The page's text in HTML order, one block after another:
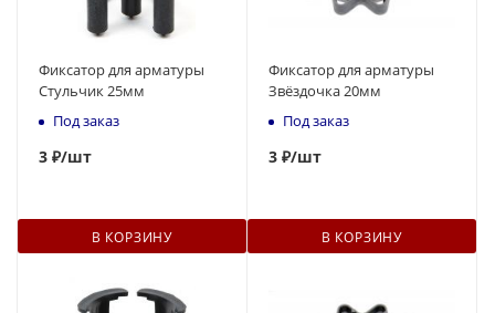
Фиксатор для арматуры
Стульчик 25мм
Под заказ
3 ₽/шт
В КОРЗИНУ
Фиксатор для арматуры
Звёздочка 20мм
Под заказ
3 ₽/шт
В КОРЗИНУ